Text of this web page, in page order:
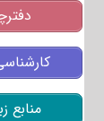
منابع